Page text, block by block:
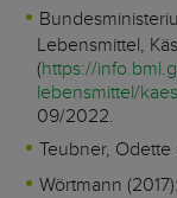
Lebensmittel,
(https://
lebensmittel/
09/2022.
Teubner,
Wörtmann